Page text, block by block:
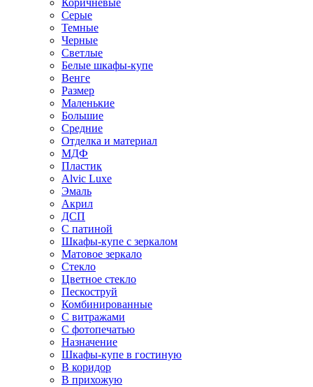
Коричневые
Серые
Темные
Черные
Светлые
Белые шкафы-купе
Венге
Размер
Маленькие
Большие
Средние
Отделка и материал
МДФ
Пластик
Alvic Luxe
Эмаль
Акрил
ДСП
С патиной
Шкафы-купе с зеркалом
Матовое зеркало
Стекло
Цветное стекло
Пескоструй
Комбинированные
С витражами
С фотопечатью
Назначение
Шкафы-купе в гостиную
В коридор
В прихожую